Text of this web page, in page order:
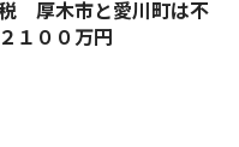
厚木市と愛川町は不
１００万円